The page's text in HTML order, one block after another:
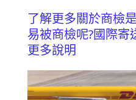
了解更多關於商檢
易被商檢呢?國際
更多說明